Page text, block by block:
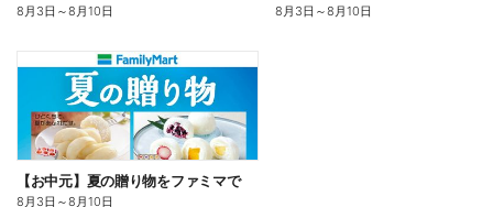
8月3日 ～8月10日 8月3日 ～8月10日
【お中元】夏の贈り物をファミマで
8月3日 ～8月10日